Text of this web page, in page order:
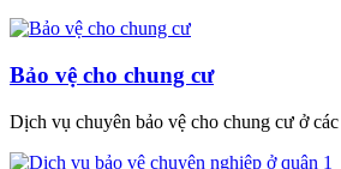
Bảo vệ cho chung cư
Dịch vụ chuyên bảo vệ cho chung cư ở